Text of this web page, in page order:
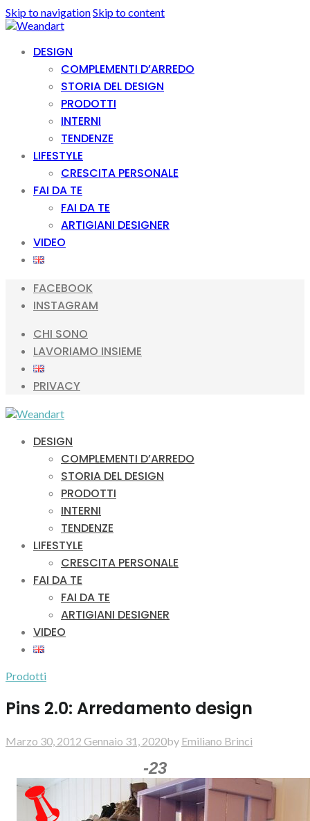
Skip to navigationSkip to content
DESIGN
COMPLEMENTI D’ARREDO
STORIA DEL DESIGN
PRODOTTI
INTERNI
TENDENZE
LIFESTYLE
CRESCITA PERSONALE
FAI DA TE
FAI DA TE
ARTIGIANI DESIGNER
VIDEO
FACEBOOK
INSTAGRAM
CHI SONO
LAVORIAMO INSIEME
PRIVACY
DESIGN
COMPLEMENTI D’ARREDO
STORIA DEL DESIGN
PRODOTTI
INTERNI
TENDENZE
LIFESTYLE
CRESCITA PERSONALE
FAI DA TE
FAI DA TE
ARTIGIANI DESIGNER
VIDEO
Prodotti
Pins 2.0: Arredamento design
Marzo 30, 2012 Gennaio 31, 2020by Emiliano Brinci
-23